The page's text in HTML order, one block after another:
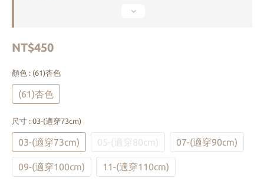
NT$450
顏色 : (61)杏色
(61)杏色
尺寸 : 03-(適穿73cm)
03-(適穿73cm) 05-(適穿80cm) 07-(適穿90cm)
09-(適穿100cm) 11-(適穿110cm)